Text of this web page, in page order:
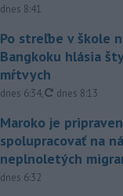
dnes 8:41
Po streľbe v škole
Bangkoku hlásia
mŕtvych
dnes 6:34, aktualizované
dnes 8:13
Maroko je
spolupracovať na
neplnoletých
dnes 6:32